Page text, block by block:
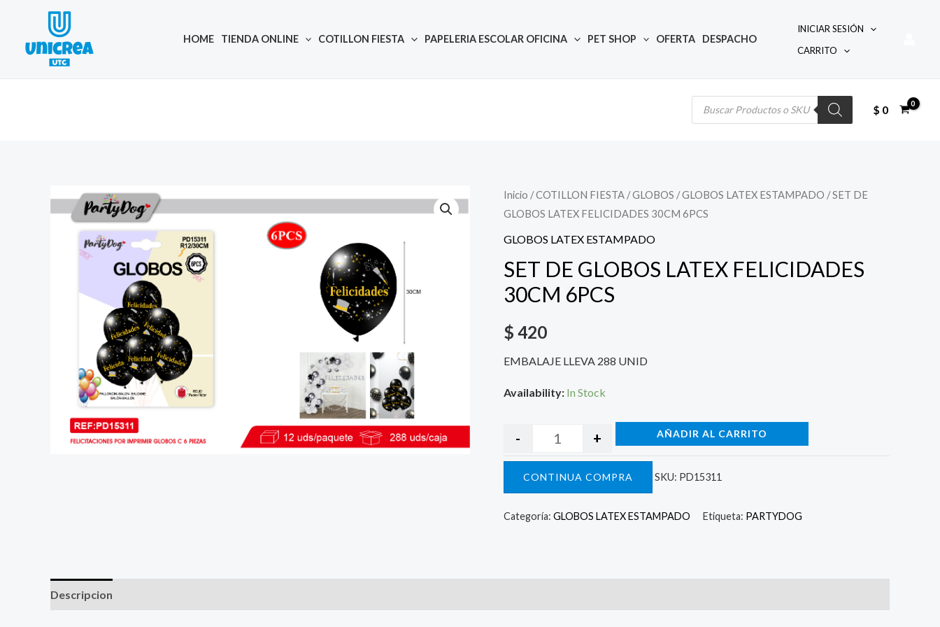
content
HOME TIENDA ONLINE COTILLON FIESTA PAPELERIA ESCOLAR OFICINA PET SHOP OFERTA DESPACHO
INICIAR SESIÓN
CARRITO
Búsqueda
$ 0
Inicio /COTILLON FIESTA /GLOBOS /GLOBOS LATEX ESTAMPADO / SET DE
GLOBOS LATEX FELICIDADES 30CM 6PCS
GLOBOS LATEX ESTAMPADO
SET DE GLOBOS LATEX FELICIDADES
30CM 6PCS
$ 420
EMBALAJE LLEVA 288 UNID
Availability: In Stock
Quantity
- + AÑADIR AL CARRITO
CONTINUA COMPRA SKU: PD15311
Categoría: GLOBOS LATEX ESTAMPADO Etiqueta: PARTYDOG
Descripcion